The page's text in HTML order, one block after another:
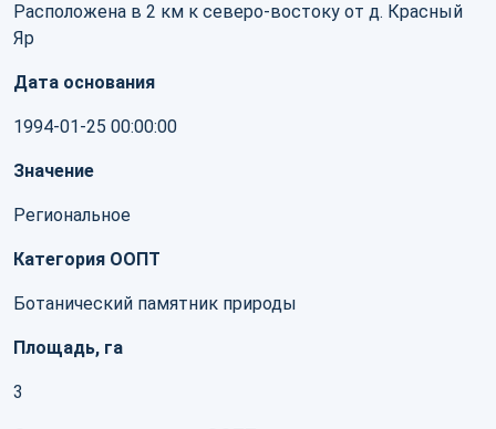
Расположена в 2 км к северо-востоку от д. Красный
Яр
Дата основания
1994-01-25 00:00:00
Значение
Региональное
Категория ООПТ
Ботанический памятник природы
Площадь, га
3